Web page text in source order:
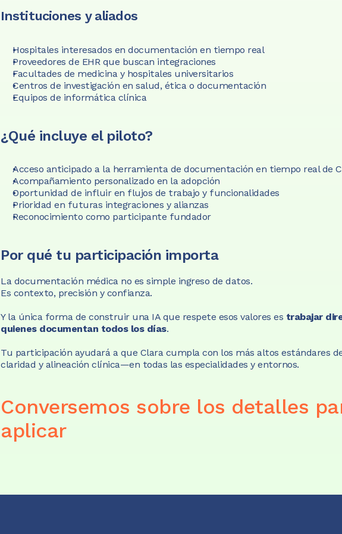
Instituciones y aliados
Hospitales interesados en documentación en tiempo real
Proveedores de EHR que buscan integraciones
Facultades de medicina y hospitales universitarios
Centros de investigación en salud, ética o documentación
Equipos de informática clínica
¿Qué incluye el piloto?
Acceso anticipado a la herramienta de documentación en tiempo real de
Acompañamiento personalizado en la adopción
Oportunidad de influir en flujos de trabajo y funcionalidades
Prioridad en futuras integraciones y alianzas
Reconocimiento como participante fundador
Por qué tu participación importa
La documentación médica no es simple ingreso de datos.
Es contexto, precisión y confianza.
Y la única forma de construir una IA que respete esos valores es trabajar
quienes documentan todos los días.
Tu participación ayudará a que Clara cumpla con los más altos estándares
claridad y alineación clínica—en todas las especialidades y entornos.
Conversemos sobre los detalles
aplicar